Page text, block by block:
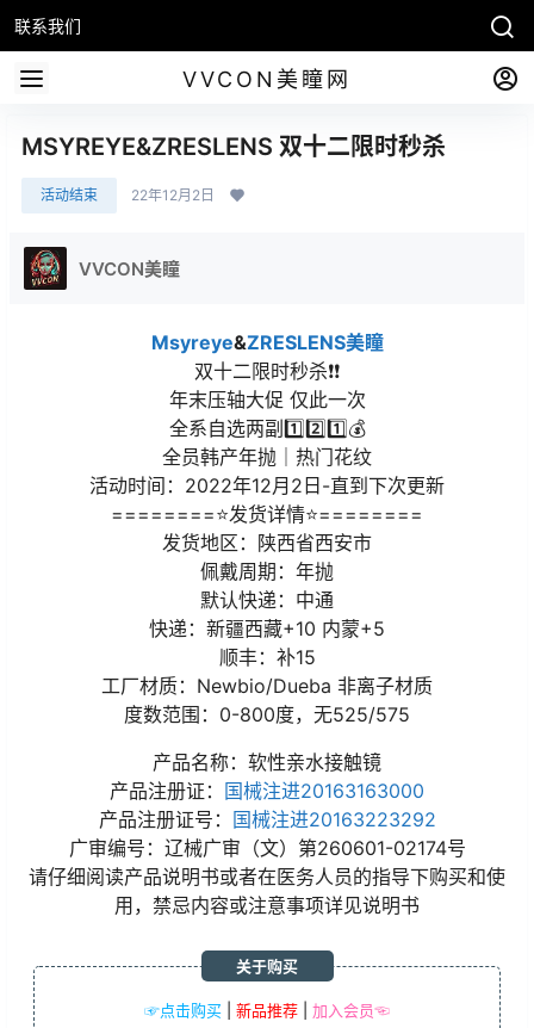
联系我们
VVCON美瞳网
MSYREYE&ZRESLENS 双十二限时秒杀
活动结束 22年12月2日
VVCON美瞳
Msyreye&ZRESLENS美瞳
双十二限时秒杀❗️❗️
年末压轴大促 仅此一次
全系自选两副1️⃣2️⃣1️⃣💰
全员韩产年抛｜热门花纹
活动时间：2022年12月2日-直到下次更新
========⭐发货详情⭐========
发货地区：陕西省西安市
佩戴周期：年抛
默认快递：中通
快递：新疆西藏+10 内蒙+5
顺丰：补15
工厂材质：Newbio/Dueba 非离子材质
度数范围：0-800度，无525/575
产品名称：软性亲水接触镜
产品注册证： 国械注进20163163000
产品注册证号：
国械注进20163223292
广审编号：辽械广审（文）第260601-02174号
请仔细阅读产品说明书或者在医务人员的指导下购买和使
用，禁忌内容或注意事项详见说明书
☞点击购买 新品推荐 加入会员☜
关于购买